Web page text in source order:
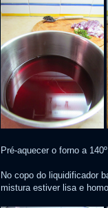
Pré-aquecer o forno a
No copo do liquidificador
mistura estiver lisa e